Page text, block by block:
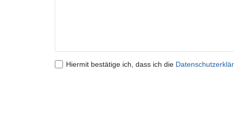
Hiermit bestätige ich, dass ich die